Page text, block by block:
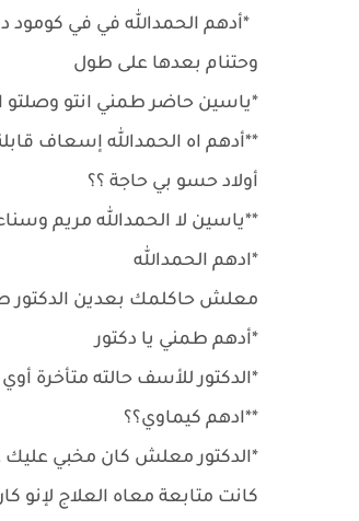
*أدهم الحمدالله في في كومود
وحتنام بعدها على طول
*ياسين حاضر طمني انتو
**أدهم اه الحمدالله إسعاف
أولاد حسو بي حاجة ؟؟
**ياسين لا الحمدالله مريم
*ادهم الحمدالله
معلش حاكلمك بعدين الدكتور
*أدهم طمني يا دكتور
*الدكتور للأسف حالته متأخرة
**ادهم كيماوي؟؟
*الدكتور معلش كان مخبي عليك
كانت متابعة معاه العلاج